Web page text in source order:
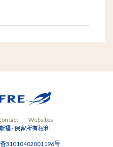
· 保留所有权利
Websites
31010402001196号